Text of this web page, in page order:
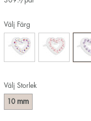
Välj Storlek
10 mm
Välj Färg